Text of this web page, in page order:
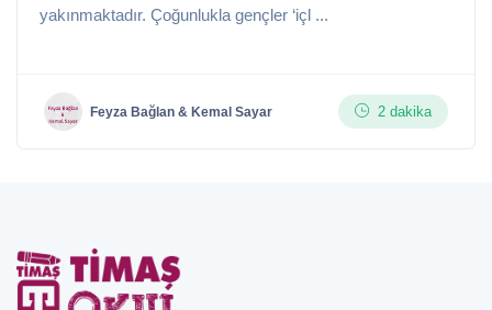
yakınmaktadır. Çoğunlukla gençler ‘içl ...
Feyza Bağlan & Kemal Sayar 2 dakika